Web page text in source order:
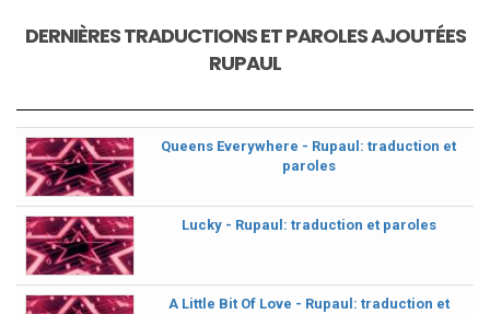
DERNIÈRES TRADUCTIONS ET PAROLES AJOUTÉES
RUPAUL
Queens Everywhere - Rupaul: traduction et
paroles
Lucky - Rupaul: traduction et paroles
A Little Bit Of Love - Rupaul: traduction et